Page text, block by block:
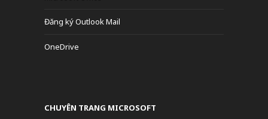
Đăng ký Outlook Mail
OneDrive
CHUYÊN TRANG MICROSOFT